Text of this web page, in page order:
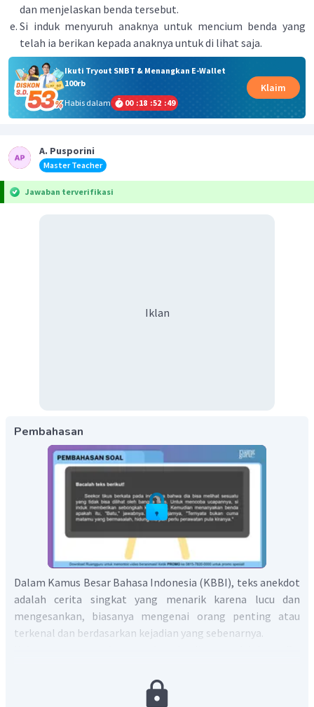
dan menjelaskan benda tersebut.
Si induk menyuruh anaknya untuk mencium benda yang
telah ia berikan kepada anaknya untuk di lihat saja.
Ikuti Tryout SNBT & Menangkan E-Wallet
100rb
Habis dalam
00 :18 :52 :49
Klaim
A. Pusporini
Master Teacher
Jawaban terverifikasi
Iklan
Pembahasan
Dalam Kamus Besar Bahasa Indonesia (KBBI), teks anekdot
adalah cerita singkat yang menarik karena lucu dan
mengesankan, biasanya mengenai orang penting atau
terkenal dan berdasarkan kejadian yang sebenarnya.
ada yang bermasalah pada mata dan hidungnya
yang diketahui, bahwa tikus merupakan hewan dengan